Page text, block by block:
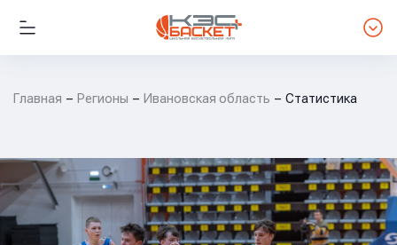
Главная Регионы Ивановская область Статистика